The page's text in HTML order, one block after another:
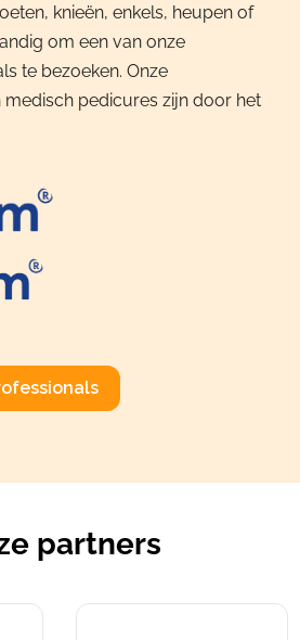
knieën, enkels, heupen of
om een van onze
te bezoeken. Onze
pedicures zijn door het
partners